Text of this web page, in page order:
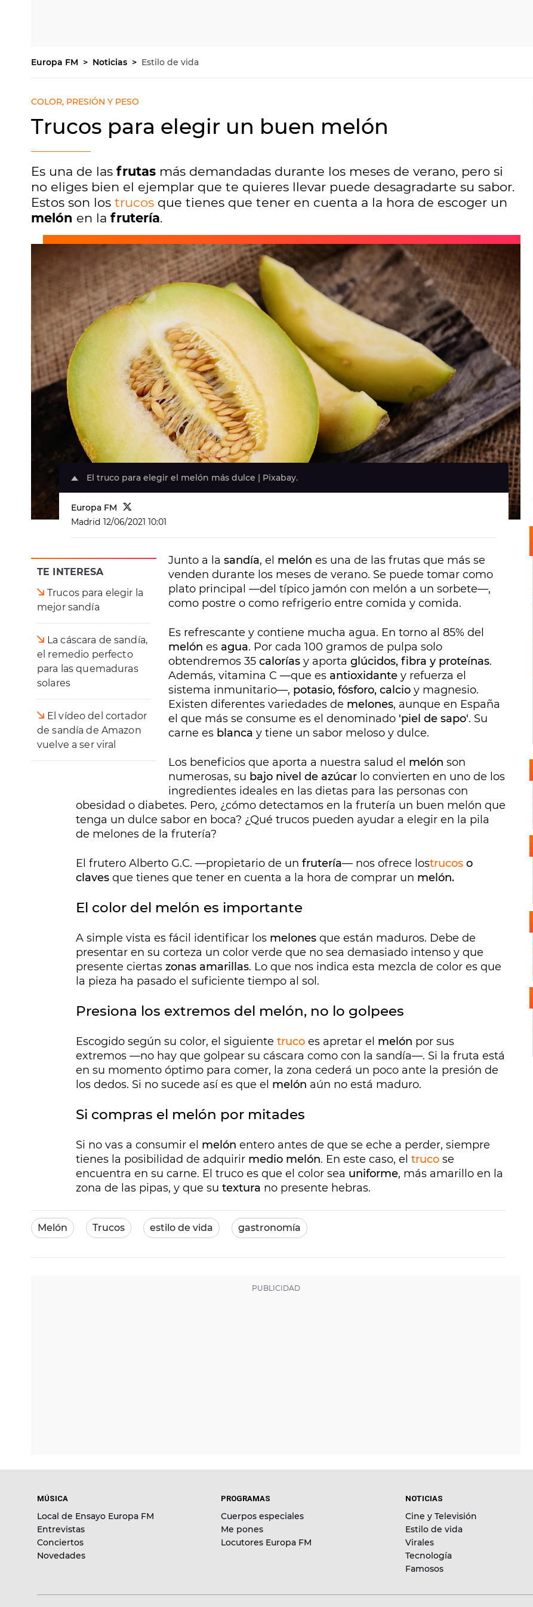
Europa FM Noticias Estilo de vida
COLOR, PRESIÓN Y PESO
Trucos para elegir un buen melón
Es una de las frutas más demandadas durante los meses de verano, pero si
no eliges bien el ejemplar que te quieres llevar puede desagradarte su sabor.
Estos son los trucos que tienes que tener en cuenta a la hora de escoger un
melón en la frutería.
El truco para elegir el melón más dulce | Pixabay.
Europa FM
Madrid 12/06/2021 10:01
TE INTERESA
Trucos para elegir la
mejor sandía
La cáscara de sandía,
el remedio perfecto
para las quemaduras
solares
El vídeo del cortador
de sandía de Amazon
vuelve a ser viral
Junto a la sandía, el melón es una de las frutas que más se
venden durante los meses de verano. Se puede tomar como
plato principal —del típico jamón con melón a un sorbete—,
como postre o como refrigerio entre comida y comida.
Es refrescante y contiene mucha agua. En torno al 85% del
melón es agua. Por cada 100 gramos de pulpa solo
obtendremos 35 calorías y aporta glúcidos, fibra y proteínas.
Además, vitamina C —que es antioxidante y refuerza el
sistema inmunitario—, potasio, fósforo, calcio y magnesio.
Existen diferentes variedades de melones, aunque en España
el que más se consume es el denominado 'piel de sapo'. Su
carne es blanca y tiene un sabor meloso y dulce.
Los beneficios que aporta a nuestra salud el melón son
numerosas, su bajo nivel de azúcar lo convierten en uno de los
ingredientes ideales en las dietas para las personas con
obesidad o diabetes. Pero, ¿cómo detectamos en la frutería un buen melón que
tenga un dulce sabor en boca? ¿Qué trucos pueden ayudar a elegir en la pila
de melones de la frutería?
El frutero Alberto G.C. —propietario de un frutería— nos ofrece lostrucos o
claves que tienes que tener en cuenta a la hora de comprar un melón.
El color del melón es importante
A simple vista es fácil identificar los melones que están maduros. Debe de
presentar en su corteza un color verde que no sea demasiado intenso y que
presente ciertas zonas amarillas. Lo que nos indica esta mezcla de color es que
la pieza ha pasado el suficiente tiempo al sol.
Presiona los extremos del melón, no lo golpees
Escogido según su color, el siguiente truco es apretar el melón por sus
extremos —no hay que golpear su cáscara como con la sandía—. Si la fruta está
en su momento óptimo para comer, la zona cederá un poco ante la presión de
los dedos. Si no sucede así es que el melón aún no está maduro.
Si compras el melón por mitades
Si no vas a consumir el melón entero antes de que se eche a perder, siempre
tienes la posibilidad de adquirir medio melón. En este caso, el truco se
encuentra en su carne. El truco es que el color sea uniforme, más amarillo en la
zona de las pipas, y que su textura no presente hebras.
Melón Trucos estilo de vida gastronomía
MÚSICA
Local de Ensayo Europa FM
Entrevistas
Conciertos
Novedades
PROGRAMAS
Cuerpos especiales
Me pones
Locutores Europa FM
NOTICIAS
Cine y Televisión
Estilo de vida
Virales
Tecnología
Famosos